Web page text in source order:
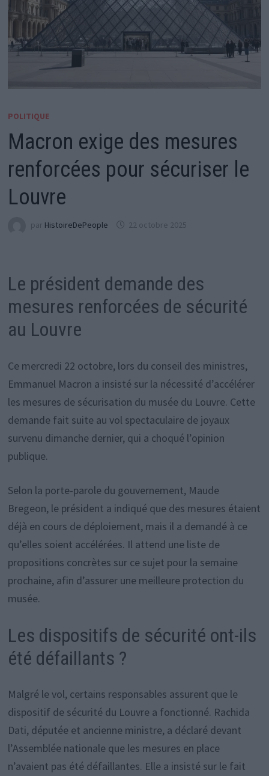
POLITIQUE
Macron exige des mesures
renforcées pour sécuriser le
Louvre
par HistoireDePeople 22 octobre 2025
Le président demande des
mesures renforcées de sécurité
au Louvre
Ce mercredi 22 octobre, lors du conseil des ministres,
Emmanuel Macron a insisté sur la nécessité d’accélérer
les mesures de sécurisation du musée du Louvre. Cette
demande fait suite au vol spectaculaire de joyaux
survenu dimanche dernier, qui a choqué l’opinion
publique.
Selon la porte-parole du gouvernement, Maude
Bregeon, le président a indiqué que des mesures étaient
déjà en cours de déploiement, mais il a demandé à ce
qu’elles soient accélérées. Il attend une liste de
propositions concrètes sur ce sujet pour la semaine
prochaine, afin d’assurer une meilleure protection du
musée.
Les dispositifs de sécurité ont-ils
été défaillants ?
Malgré le vol, certains responsables assurent que le
dispositif de sécurité du Louvre a fonctionné. Rachida
Dati, députée et ancienne ministre, a déclaré devant
l’Assemblée nationale que les mesures en place
n’avaient pas été défaillantes. Elle a insisté sur le fait